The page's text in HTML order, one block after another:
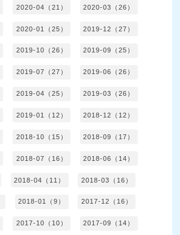
2020-04（21） 2020-03（26）
2020-01（25） 2019-12（27）
2019-10（26） 2019-09（25）
2019-07（27） 2019-06（26）
2019-04（25） 2019-03（26）
2019-01（12） 2018-12（12）
2018-10（15） 2018-09（17）
2018-07（16） 2018-06（14）
2018-04（11） 2018-03（16）
2018-01（9） 2017-12（16）
2017-10（10） 2017-09（14）